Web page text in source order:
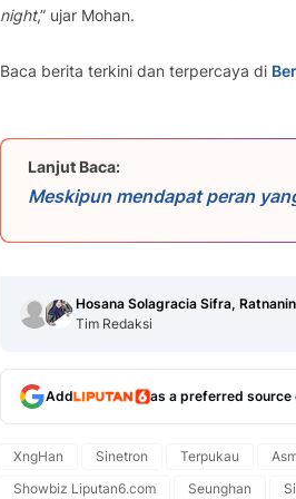
night,” ujar Mohan.
Baca berita terkini dan terpercaya di
Lanjut Baca:
Meskipun mendapat peran
Indonesia. Berperan sebagai
untuk keluar dari Riize, grup K-
Hosana Solagracia Sifra,
Tim Redaksi
Add as a preferred source
XngHan Sinetron Terpukau
Showbiz Liputan6.com
Seunghan